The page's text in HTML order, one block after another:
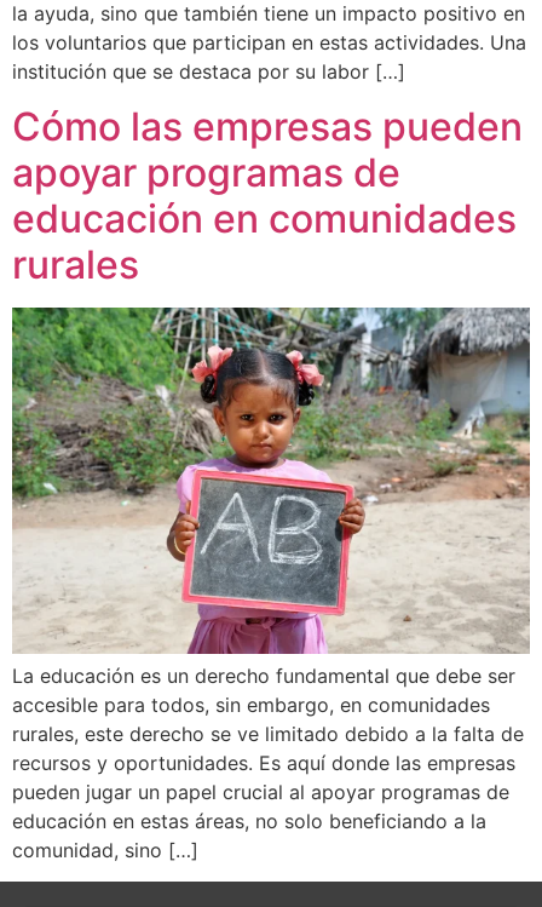
la ayuda, sino que también tiene un impacto positivo en
los voluntarios que participan en estas actividades. Una
institución que se destaca por su labor […]
Cómo las empresas pueden
apoyar programas de
educación en comunidades
rurales
La educación es un derecho fundamental que debe ser
accesible para todos, sin embargo, en comunidades
rurales, este derecho se ve limitado debido a la falta de
recursos y oportunidades. Es aquí donde las empresas
pueden jugar un papel crucial al apoyar programas de
educación en estas áreas, no solo beneficiando a la
comunidad, sino […]